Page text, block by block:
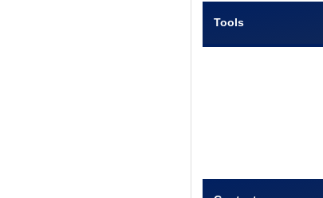
Tools